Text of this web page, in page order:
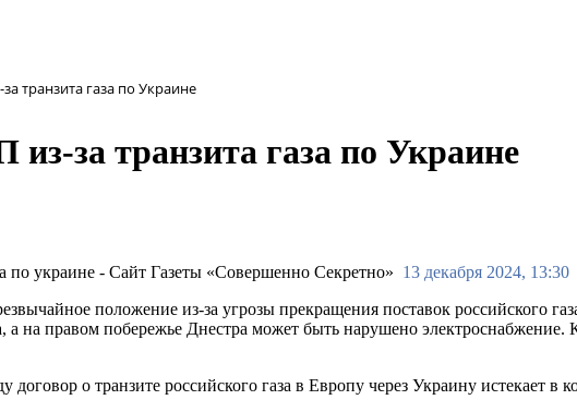
транзита газа по Украине
за транзита газа по Украине
13 декабря 2024, 13:30
положение из-за угрозы прекращения поставок российского
а на правом побережье Днестра может быть нарушено
о транзите российского газа в Европу через Украину истекает в